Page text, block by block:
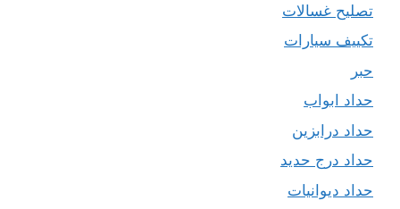
تصليح غسالات
تكييف سيارات
حبر
حداد ابواب
حداد درابزين
حداد درج حديد
حداد ديوانيات